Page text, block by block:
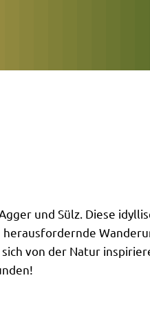
und Sülz. Diese
von der Natur